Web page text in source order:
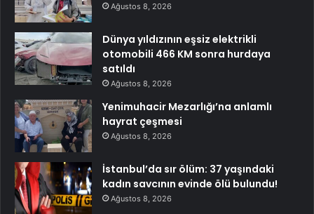
Ağustos 8, 2026
Dünya yıldızının eşsiz elektrikli
otomobili 466 KM sonra hurdaya
satıldı
Ağustos 8, 2026
Yenimuhacir Mezarlığı’na anlamlı
hayrat çeşmesi
Ağustos 8, 2026
İstanbul’da sır ölüm: 37 yaşındaki
kadın savcının evinde ölü bulundu!
Ağustos 8, 2026